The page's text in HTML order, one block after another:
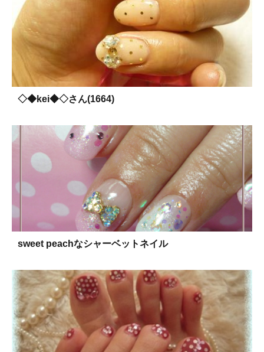
◇◆kei◆◇さん(1664)
sweet peachなシャーベットネイル